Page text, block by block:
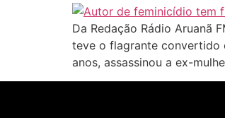
Da Redação Rádio Aruanã
teve o flagrante convertido
anos, assassinou a ex-